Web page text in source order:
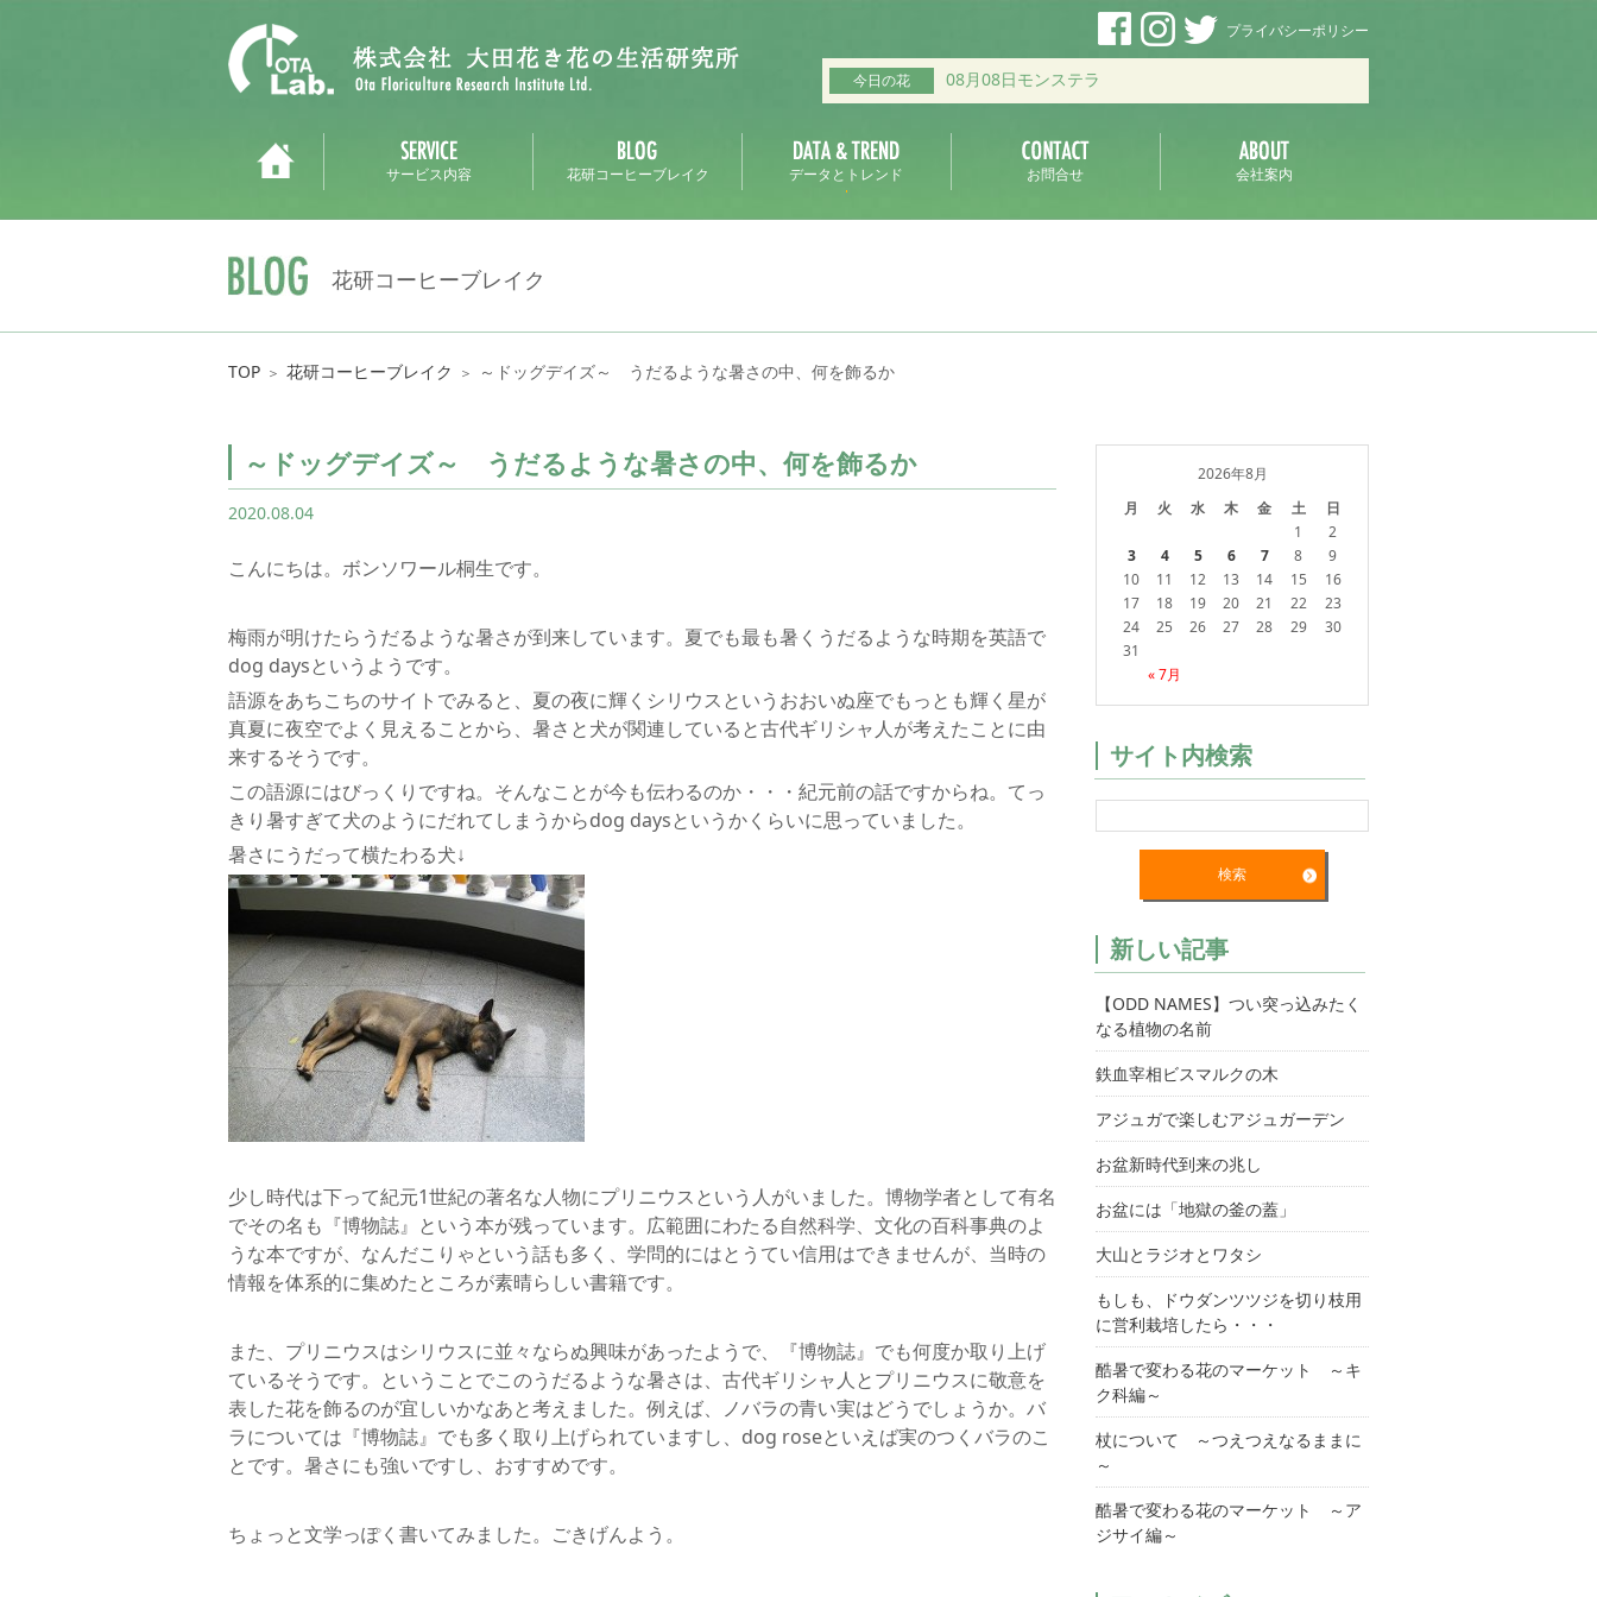
プライバシーポリシー
今日の花 08月08日モンステラ
サービス内容 花研コーヒーブレイク データとトレンド お問合せ 会社案内
花研コーヒーブレイク
TOP ＞ 花研コーヒーブレイク ＞ ～ドッグデイズ～ うだるような暑さの中、何を飾るか
～ドッグデイズ～ うだるような暑さの中、何を飾るか
2020.08.04
こんにちは。ボンソワール桐生です。
梅雨が明けたらうだるような暑さが到来しています。夏でも最も暑くうだるような時期を英語で
dog daysというようです。
語源をあちこちのサイトでみると、夏の夜に輝くシリウスというおおいぬ座でもっとも輝く星が
真夏に夜空でよく見えることから、暑さと犬が関連していると古代ギリシャ人が考えたことに由
来するそうです。
この語源にはびっくりですね。そんなことが今も伝わるのか・・・紀元前の話ですからね。てっ
きり暑すぎて犬のようにだれてしまうからdog daysというかくらいに思っていました。
暑さにうだって横たわる犬↓
少し時代は下って紀元1世紀の著名な人物にプリニウスという人がいました。博物学者として有名
でその名も『博物誌』という本が残っています。広範囲にわたる自然科学、文化の百科事典のよ
うな本ですが、なんだこりゃという話も多く、学問的にはとうてい信用はできませんが、当時の
情報を体系的に集めたところが素晴らしい書籍です。
また、プリニウスはシリウスに並々ならぬ興味があったようで、『博物誌』でも何度か取り上げ
ているそうです。ということでこのうだるような暑さは、古代ギリシャ人とプリニウスに敬意を
表した花を飾るのが宜しいかなあと考えました。例えば、ノバラの青い実はどうでしょうか。バ
ラについては『博物誌』でも多く取り上げられていますし、dog roseといえば実のつくバラのこ
とです。暑さにも強いですし、おすすめです。
ちょっと文学っぽく書いてみました。ごきげんよう。
2026年8月
月
火 水 木 金 土 日
« 7月
1
2
3
4 5 6 7 8
9
10
11 12 13 14 15
16
17
18 19 20 21 22
23
24
25 26 27 28 29
30
31
サイト内検索
新しい記事
【ODD NAMES】つい突っ込みたく
なる植物の名前
鉄血宰相ビスマルクの木
アジュガで楽しむアジュガーデン
お盆新時代到来の兆し
お盆には「地獄の釜の蓋」
大山とラジオとワタシ
もしも、ドウダンツツジを切り枝用
に営利栽培したら・・・
酷暑で変わる花のマーケット ～キ
ク科編～
杖について ～つえつえなるままに
～
酷暑で変わる花のマーケット ～ア
ジサイ編～